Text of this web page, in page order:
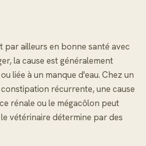
par ailleurs en bonne santé avec
la cause est généralement
liée à un manque d'eau. Chez un
récurrente, une cause
rénale ou le mégacôlon peut
vétérinaire détermine par des